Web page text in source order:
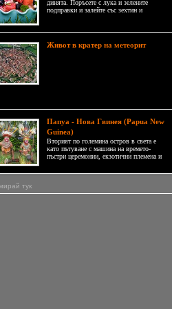
динята. Поръсете с лука и зелените
подправки и залейте със зехтин и
Живот в кратер на метеоритГрад
Папуа - Нова Гвинея (Papua New
Guinea)
Вторият по големина остров в света е
като пътуване с машина на времето-
пъстри церемонии, екзотични племена и
тук